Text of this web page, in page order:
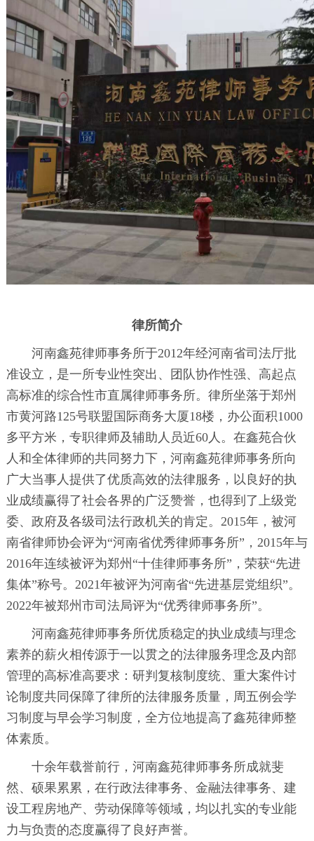
律所简介
河南鑫苑律师事务所于2012年经河南省司法厅批
准设立，是一所专业性突出、团队协作性强、高起点
高标准的综合性市直属律师事务所。律所坐落于郑州
市黄河路125号联盟国际商务大厦18楼，办公面积1000
多平方米，专职律师及辅助人员近60人。在鑫苑合伙
人和全体律师的共同努力下，河南鑫苑律师事务所向
广大当事人提供了优质高效的法律服务，以良好的执
业成绩赢得了社会各界的广泛赞誉，也得到了上级党
委、政府及各级司法行政机关的肯定。2015年，被河
南省律师协会评为“河南省优秀律师事务所”，2015年与
2016年连续被评为郑州“十佳律师事务所”，荣获“先进
集体”称号。2021年被评为河南省“先进基层党组织”。
2022年被郑州市司法局评为“优秀律师事务所”。
河南鑫苑律师事务所优质稳定的执业成绩与理念
素养的薪火相传源于一以贯之的法律服务理念及内部
管理的高标准高要求：研判复核制度统、重大案件讨
论制度共同保障了律所的法律服务质量，周五例会学
习制度与早会学习制度，全方位地提高了鑫苑律师整
体素质。
十余年载誉前行，河南鑫苑律师事务所成就斐
然、硕果累累，在行政法律事务、金融法律事务、建
设工程房地产、劳动保障等领域，均以扎实的专业能
力与负责的态度赢得了良好声誉。